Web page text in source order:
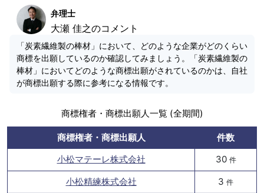
弁理士
大瀬 佳之のコメント
「炭素繊維製の棒材」において、どのような企業がどのくらい
商標を出願しているのか確認してみましょう。「炭素繊維製の
棒材」においてどのような商標出願がされているのかは、自社
が商標出願する際に参考になる情報です。
商標権者・商標出願人一覧 (全期間)
商標権者・商標出願人
件数
小松マテーレ株式会社
30 件
小松精練株式会社 3 件